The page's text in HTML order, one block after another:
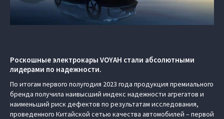
Роскошные электрокары VOYAH стали абсолютными
лидерами по надежности.
По итогам первого полугодия 2023 года продукция премиального
бренда получила наивысший индекс надежности агрегатов и
наименьший риск дефектов по результатам исследования,
проведенного Китайской сетью качества автомобилей – первой